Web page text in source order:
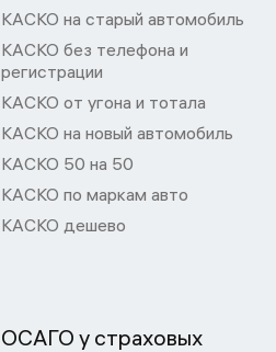
КАСКО на старый автомобиль
КАСКО без телефона и
регистрации
КАСКО от угона и тотала
КАСКО на новый автомобиль
КАСКО 50 на 50
КАСКО по маркам авто
КАСКО дешево
ОСАГО у страховых